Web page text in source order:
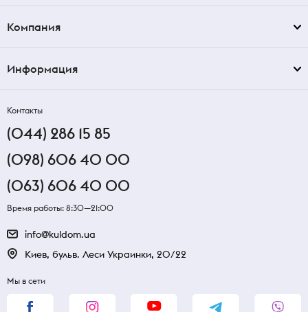
Компания
Информация
Контакты
(044) 286 15 85
(098) 606 40 00
(063) 606 40 00
Время работы: 8:30—21:00
info@kuldom.ua
Киев, бульв. Леси Украинки, 20/22
Мы в сети